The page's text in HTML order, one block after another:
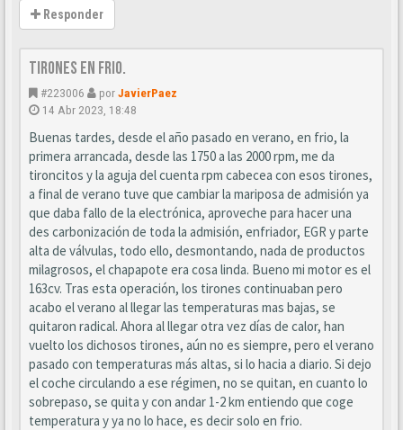
Responder
Tirones en frio.
#223006 porJavierPaez
14 Abr 2023, 18:48
Buenas tardes, desde el año pasado en verano, en frio, la
primera arrancada, desde las 1750 a las 2000 rpm, me da
tironcitos y la aguja del cuenta rpm cabecea con esos tirones,
a final de verano tuve que cambiar la mariposa de admisión ya
que daba fallo de la electrónica, aproveche para hacer una
des carbonización de toda la admisión, enfriador, EGR y parte
alta de válvulas, todo ello, desmontando, nada de productos
milagrosos, el chapapote era cosa linda. Bueno mi motor es el
163cv. Tras esta operación, los tirones continuaban pero
acabo el verano al llegar las temperaturas mas bajas, se
quitaron radical. Ahora al llegar otra vez días de calor, han
vuelto los dichosos tirones, aún no es siempre, pero el verano
pasado con temperaturas más altas, si lo hacia a diario. Si dejo
el coche circulando a ese régimen, no se quitan, en cuanto lo
sobrepaso, se quita y con andar 1-2 km entiendo que coge
temperatura y ya no lo hace, es decir solo en frio.